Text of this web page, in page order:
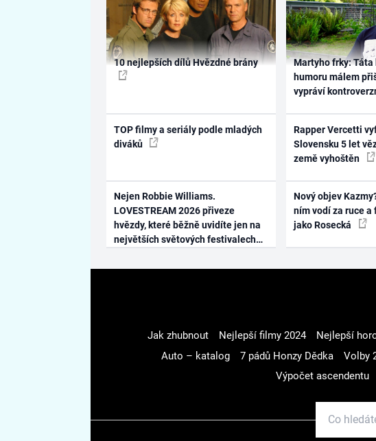
10 nejlepších dílů Hvězdné brány
TOP filmy a seriály podle mladých
diváků
Nejen Robbie Williams.
LOVESTREAM 2026 přiveze
hvězdy, které běžně uvidíte jen na
největších světových festivalech
Martyho frky: Táta
humoru málem
vypráví
Rapper Vercetti
Slovensku 5 let
země vyhoštěn
Nový objev
ním vodí za ruce
jako Rosecká
Jak zhubnout Nejlepší filmy 2024 Nejlepší
Auto – katalog
7 pádů Honzy Dědka Volby
Výpočet ascendentu